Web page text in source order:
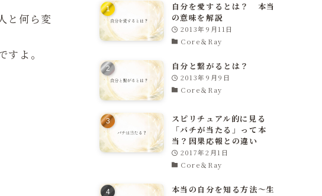
と何ら変
よ。
自分を愛するとは？ 本当
の意味を解説
2013年9月11日
Core＆Ray
自分と繋がるとは？
2013年9月9日
Core＆Ray
スピリチュアル的に見る
「バチが当たる」って本
当？因果応報との違い
2017年2月1日
Core＆Ray
本当の自分を知る方法～生